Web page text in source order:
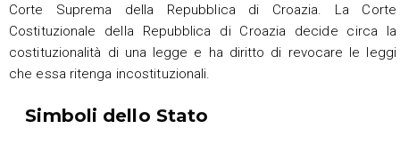
Corte Suprema della Repubblica di Croazia. La Corte
Costituzionale della Repubblica di Croazia decide circa la
costituzionalità di una legge e ha diritto di revocare le leggi
che essa ritenga incostituzionali.
Simboli dello Stato